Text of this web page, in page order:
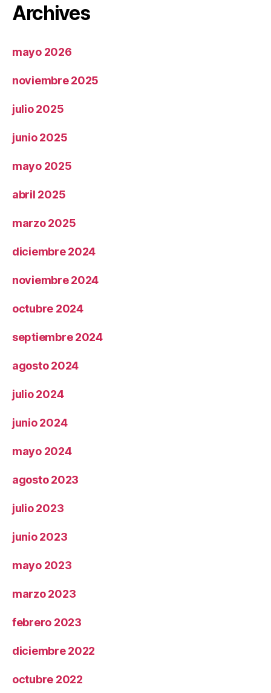
Archives
mayo 2026
noviembre 2025
julio 2025
junio 2025
mayo 2025
abril 2025
marzo 2025
diciembre 2024
noviembre 2024
octubre 2024
septiembre 2024
agosto 2024
julio 2024
junio 2024
mayo 2024
agosto 2023
julio 2023
junio 2023
mayo 2023
marzo 2023
febrero 2023
diciembre 2022
octubre 2022